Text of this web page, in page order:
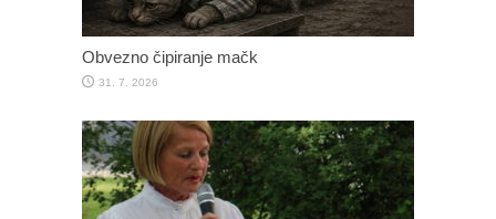
Obvezno čipiranje mačk
31. 7. 2026